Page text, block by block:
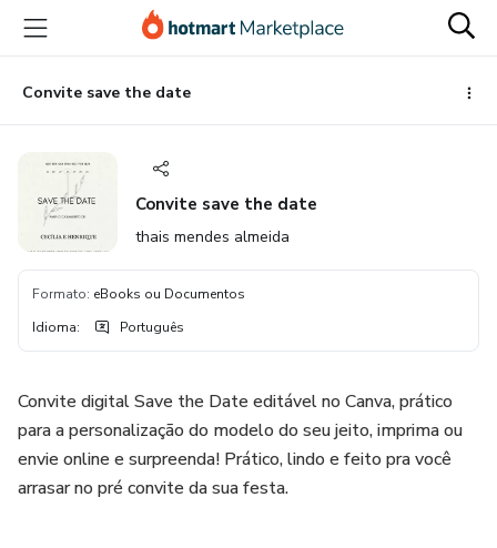
para
conteúdo
principal
para
pagamento
para
rodapéConvite save the date
Convite save the date
thais mendes almeida
Formato: eBooks ou Documentos
Idioma: Português
Convite digital Save the Date editável no Canva, prático
para a personalização do modelo do seu jeito, imprima ou
envie online e surpreenda! Prático, lindo e feito pra você
arrasar no pré convite da sua festa.